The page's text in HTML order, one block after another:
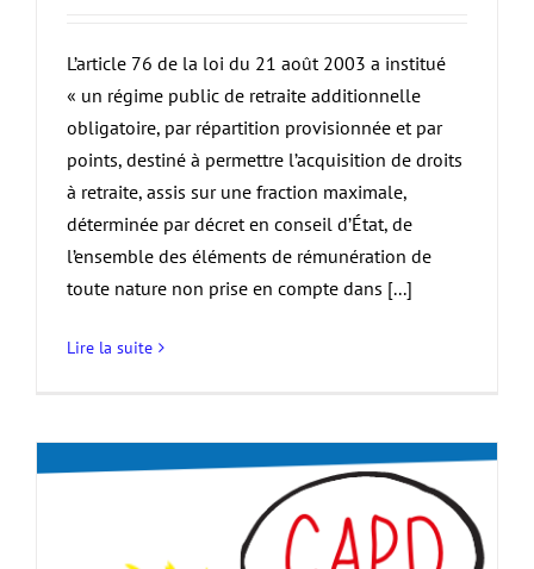
L’article 76 de la loi du 21 août 2003 a institué
« un régime public de retraite additionnelle
obligatoire, par répartition provisionnée et par
points, destiné à permettre l’acquisition de droits
à retraite, assis sur une fraction maximale,
déterminée par décret en conseil d’État, de
l’ensemble des éléments de rémunération de
toute nature non prise en compte dans [...]
Lire la suite